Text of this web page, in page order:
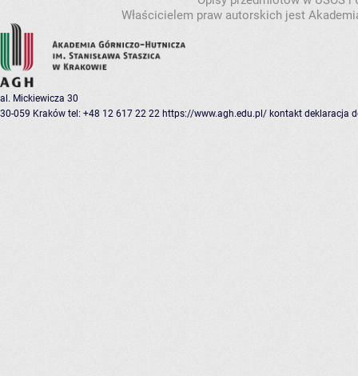
Właścicielem praw autorskich jest
al. Mickiewicza 30
30-059 Kraków tel: +48 12 617 22 22 https://www.agh.edu.pl/ kontakt deklaracja